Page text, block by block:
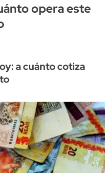
opera este
a cuánto cotiza